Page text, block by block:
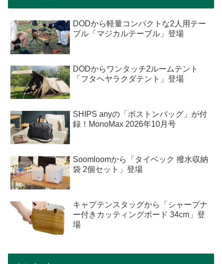
DODから軽量コンパクトな2人用テー
ブル「マジカルテーブル」登場
DODからワンタッチ2ルームテント
「フタヘヤラクダテント」登場
SHIPS anyの「ボストンバッグ」が付
録！MonoMax 2026年10月号
Soomloomから「タイベック 撥水収納
袋 2個セット」登場
キャプテンスタッグから「シャープナ
ー付きカッティングボード 34cm」登
場